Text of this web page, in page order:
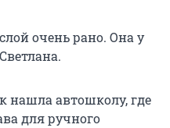
очень рано. Она у
нашла автошколу, где
для ручного